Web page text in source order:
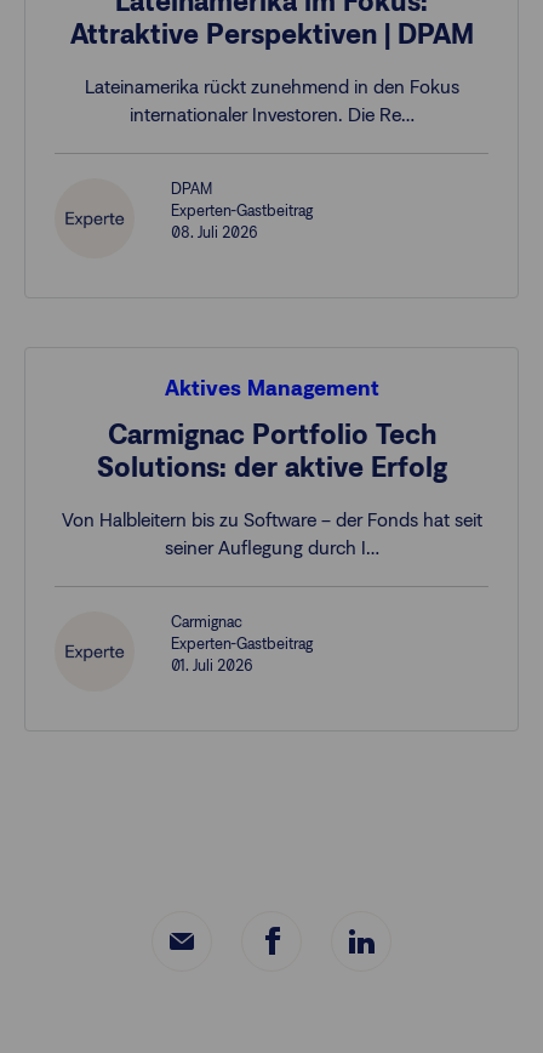
Attraktive Perspektiven | DPAM
Lateinamerika rückt zunehmend in den Fokus
internationaler Investoren. Die Re…
DPAM
Experten-Gastbeitrag
08. Juli 2026
Aktives Management
Carmignac Portfolio Tech
Solutions: der aktive Erfolg
Von Halbleitern bis zu Software – der Fonds hat seit
seiner Auflegung durch I…
Carmignac
Experten-Gastbeitrag
01. Juli 2026